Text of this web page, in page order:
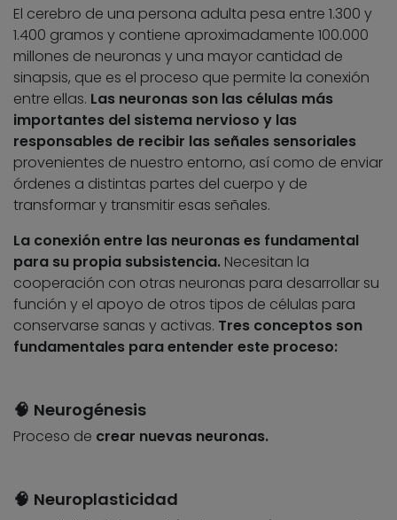
El cerebro de una persona adulta pesa entre 1.300 y
1.400 gramos y contiene aproximadamente 100.000
millones de neuronas y una mayor cantidad de
sinapsis, que es el proceso que permite la conexión
entre ellas. Las neuronas son las células más
importantes del sistema nervioso y las
responsables de recibir las señales sensoriales
provenientes de nuestro entorno, así como de enviar
órdenes a distintas partes del cuerpo y de
transformar y transmitir esas señales.
La conexión entre las neuronas es fundamental
para su propia subsistencia. Necesitan la
cooperación con otras neuronas para desarrollar su
función y el apoyo de otros tipos de células para
conservarse sanas y activas. Tres conceptos son
fundamentales para entender este proceso:
🧠 Neurogénesis
Proceso de crear nuevas neuronas.
🧠 Neuroplasticidad